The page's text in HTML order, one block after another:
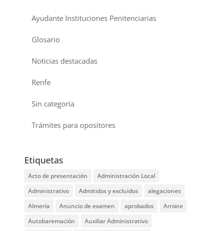
Ayudante Instituciones Penitenciarias
Glosario
Noticias destacadas
Renfe
Sin categoría
Trámites para opositores
Etiquetas
Acto de presentación
Administración Local
Administrativo
Admitidos y excluidos
alegaciones
Almería
Anuncio de examen aprobados
Arriate
Autobaremación
Auxiliar Administrativo